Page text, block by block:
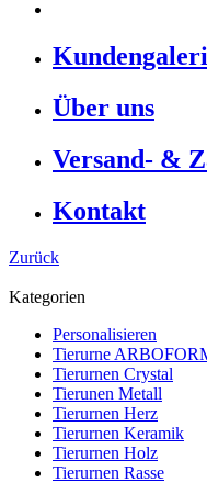
Über uns
Versand- &
Kontakt
Zurück
Kategorien
Personalisieren
Tierurne
Tierurnen Crystal
Tierunen Metall
Tierurnen Herz
Tierurnen Keramik
Tierurnen Holz
Tierurnen Rasse